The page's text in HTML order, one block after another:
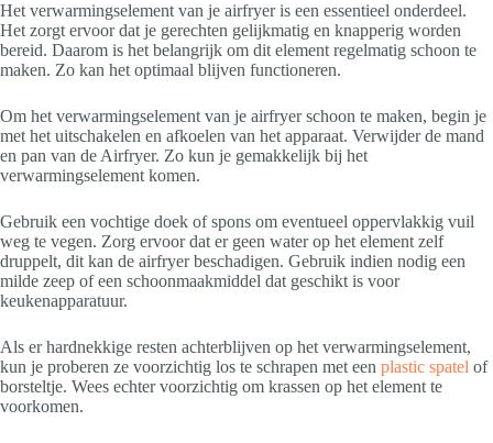
Het verwarmingselement van je airfryer is een essentieel onderdeel.
Het zorgt ervoor dat je gerechten gelijkmatig en knapperig worden
bereid. Daarom is het belangrijk om dit element regelmatig schoon te
maken. Zo kan het optimaal blijven functioneren.
Om het verwarmingselement van je airfryer schoon te maken, begin je
met het uitschakelen en afkoelen van het apparaat. Verwijder de mand
en pan van de Airfryer. Zo kun je gemakkelijk bij het
verwarmingselement komen.
Gebruik een vochtige doek of spons om eventueel oppervlakkig vuil
weg te vegen. Zorg ervoor dat er geen water op het element zelf
druppelt, dit kan de airfryer beschadigen. Gebruik indien nodig een
milde zeep of een schoonmaakmiddel dat geschikt is voor
keukenapparatuur.
Als er hardnekkige resten achterblijven op het verwarmingselement,
kun je proberen ze voorzichtig los te schrapen met een plastic spatel of
borsteltje. Wees echter voorzichtig om krassen op het element te
voorkomen.